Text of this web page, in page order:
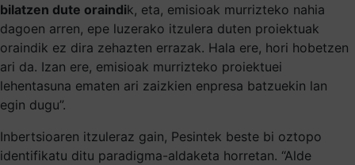
bilatzen dute oraindik, eta, emisioak murrizteko nahia
dagoen arren, epe luzerako itzulera duten proiektuak
oraindik ez dira zehazten errazak. Hala ere, hori hobetzen
ari da. Izan ere, emisioak murrizteko proiektuei
lehentasuna ematen ari zaizkien enpresa batzuekin lan
egin dugu”.
Inbertsioaren itzuleraz gain, Pesintek beste bi oztopo
identifikatu ditu paradigma-aldaketa horretan. “Alde